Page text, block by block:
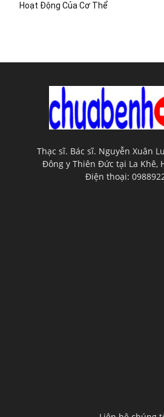
Hoạt Động Của Cơ Thể
Thạc sĩ. Bác sĩ. Nguyễn Xuân
Đông y Thiên Đức tại La Khê,
Điện thoại: